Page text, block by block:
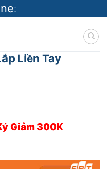
Liền Tay
Giảm 300K